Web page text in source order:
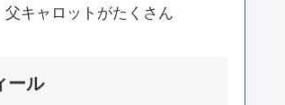
父キャロットがたくさん
ール